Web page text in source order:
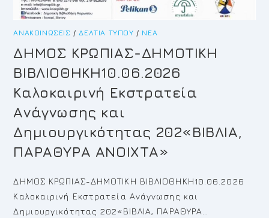
ΑΝΑΚΟΙΝΏΣΕΙΣ /ΔΕΛΤΊΑ ΤΎΠΟΥ / ΝΈΑ
ΔΗΜΟΣ ΚΡΩΠΙΑΣ-ΔΗΜΟΤΙΚΗ
ΒΙΒΛΙΟΘΗΚΗ10.06.2026
Καλοκαιρινή Εκστρατεία
Ανάγνωσης και
Δημιουργικότητας 202«ΒΙΒΛΙΑ,
ΠΑΡΑΘΥΡΑ ΑΝΟΙΧΤΑ»
ΔΗΜΟΣ ΚΡΩΠΙΑΣ-ΔΗΜΟΤΙΚΗ ΒΙΒΛΙΟΘΗΚΗ10.06.2026
Καλοκαιρινή Εκστρατεία Ανάγνωσης και
Δημιουργικότητας 202«ΒΙΒΛΙΑ, ΠΑΡΑΘΥΡΑ…